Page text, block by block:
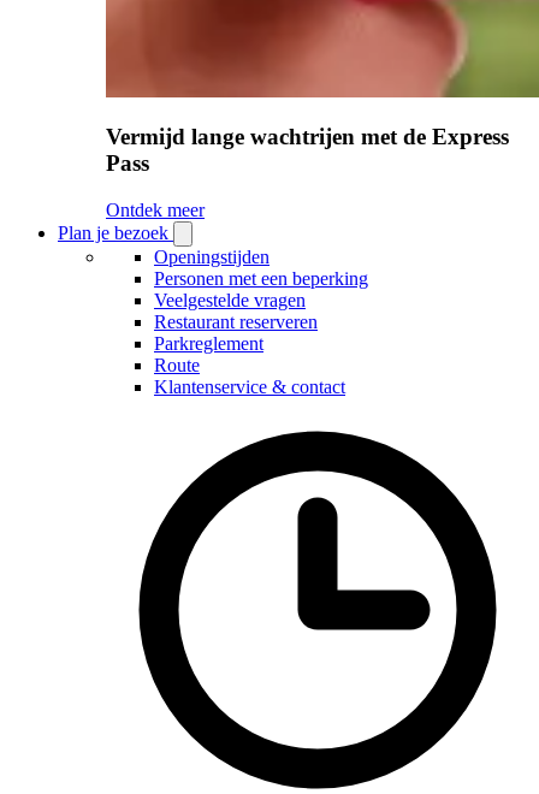
Vermijd lange wachtrijen met de Express
Pass
Ontdek meer
Plan je bezoek
Plan
je
bezoek
submenu
Openingstijden
Personen met een beperking
Veelgestelde vragen
Restaurant reserveren
Parkreglement
Route
Klantenservice & contact